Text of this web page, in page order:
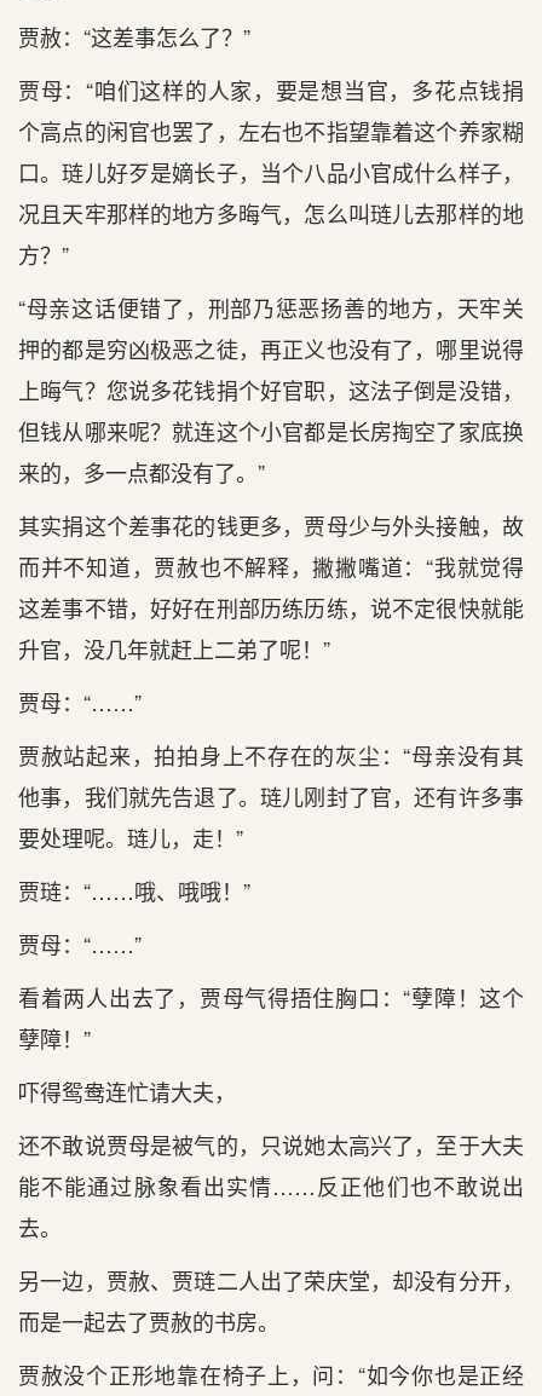
贾赦：“这差事怎么了？”
贾母：“咱们这样的人家，要是想当官，多花点钱捐
个高点的闲官也罢了，左右也不指望靠着这个养家糊
口。琏儿好歹是嫡长子，当个八品小官成什么样子，
况且天牢那样的地方多晦气，怎么叫琏儿去那样的地
方？”
“母亲这话便错了，刑部乃惩恶扬善的地方，天牢关
押的都是穷凶极恶之徒，再正义也没有了，哪里说得
上晦气？您说多花钱捐个好官职，这法子倒是没错，
但钱从哪来呢？就连这个小官都是长房掏空了家底换
来的，多一点都没有了。”
其实捐这个差事花的钱更多，贾母少与外头接触，故
而并不知道，贾赦也不解释，撇撇嘴道：“我就觉得
这差事不错，好好在刑部历练历练，说不定很快就能
升官，没几年就赶上二弟了呢！”
贾母：“……”
贾赦站起来，拍拍身上不存在的灰尘：“母亲没有其
他事，我们就先告退了。琏儿刚封了官，还有许多事
要处理呢。琏儿，走！”
贾琏：“……哦、哦哦！”
贾母：“……”
看着两人出去了，贾母气得捂住胸口：“孽障！这个
孽障！”
吓得鸳鸯连忙请大夫，
还不敢说贾母是被气的，只说她太高兴了，至于大夫
能不能通过脉象看出实情……反正他们也不敢说出
去。
另一边，贾赦、贾琏二人出了荣庆堂，却没有分开，
而是一起去了贾赦的书房。
贾赦没个正形地靠在椅子上，问：“如今你也是正经